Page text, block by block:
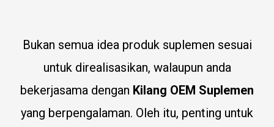
Bukan semua idea produk suplemen sesuai
untuk direalisasikan, walaupun anda
bekerjasama dengan Kilang OEM Suplemen
yang berpengalaman. Oleh itu, penting untuk